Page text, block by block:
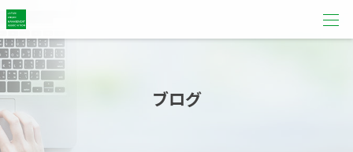
ブログ